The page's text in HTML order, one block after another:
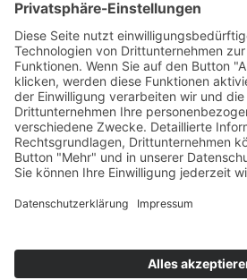
Mitglied werden
Satzung
Beitragsordnung
Aufnahmeantrag